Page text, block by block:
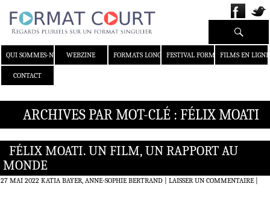
QUI SOMMES-NOUS ?WEBZINE FORMATS LONGS FESTIVAL FORMAT COURT
FILMS EN LIGNE
CONTACT
Recherche
ARCHIVES PAR MOT-CLÉ : FÉLIX MOATI
FÉLIX MOATI. UN FILM, UN RAPPORT AU
MONDE
27 MAI 2022 KATIA BAYER, ANNE-SOPHIE BERTRAND LAISSER UN COMMENTAIRE|